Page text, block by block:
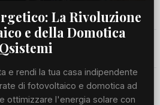
Viabilità
Meteo
La Rivoluzione
e della Domotica
Qsistemi
e rendi la tua casa indipendente
di fotovoltaico e domotica ad
ottimizzare l'energia solare con